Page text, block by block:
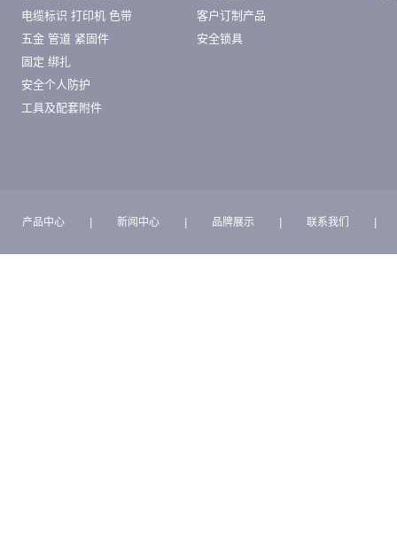
电缆标识 打印机 色带
五金 管道 紧固件
固定 绑扎
安全个人防护
工具及配套附件
客户订制产品
安全锁具
产品中心 新闻中心 品牌展示 联系我们